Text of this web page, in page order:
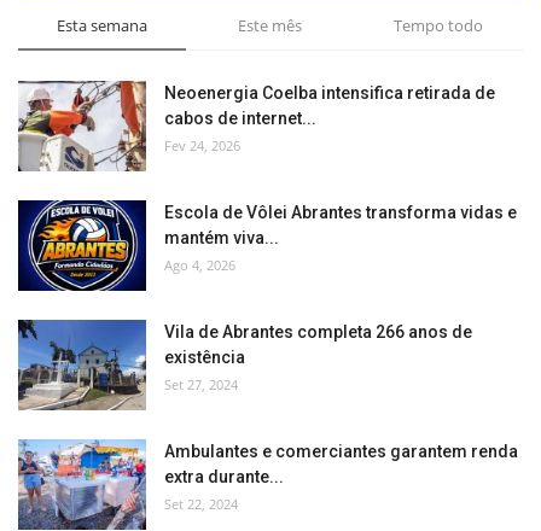
Esta semana Este mês Tempo todo
Neoenergia Coelba intensifica retirada de
cabos de internet...
Fev 24, 2026
Escola de Vôlei Abrantes transforma vidas e
mantém viva...
Ago 4, 2026
Vila de Abrantes completa 266 anos de
existência
Set 27, 2024
Ambulantes e comerciantes garantem renda
extra durante...
Set 22, 2024